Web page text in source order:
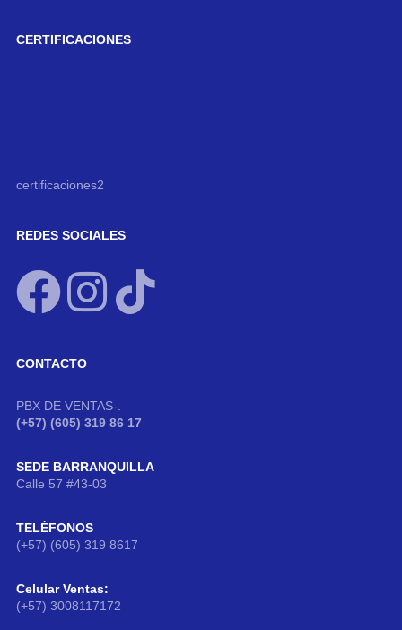
CERTIFICACIONES
certificaciones2
REDES SOCIALES
CONTACTO
PBX DE VENTAS-.
(+57) (605) 319 86 17
SEDE BARRANQUILLA
Calle 57 #43-03
TELÉFONOS
(+57) (605) 319 8617
Celular Ventas:
(+57) 3008117172